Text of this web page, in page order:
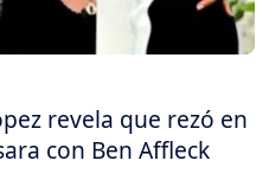
revela que rezó en
con Ben Affleck